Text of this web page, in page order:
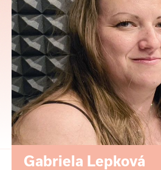
Gabriela Lepková